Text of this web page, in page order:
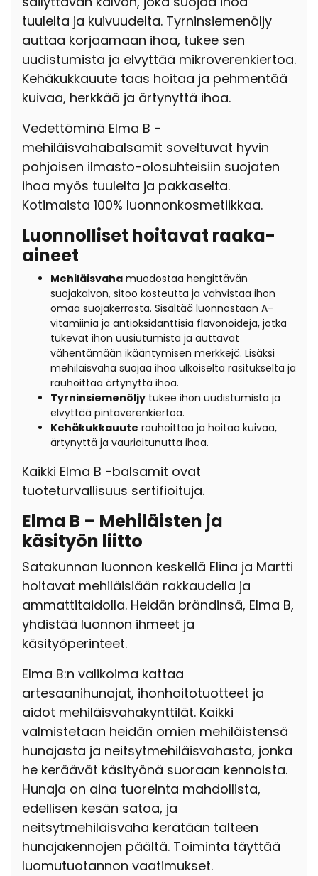
tuulelta ja kuivuudelta. Tyrninsiemenöljy
auttaa korjaamaan ihoa, tukee sen
uudistumista ja elvyttää mikroverenkiertoa.
Kehäkukkauute taas hoitaa ja pehmentää
kuivaa, herkkää ja ärtynyttä ihoa.
Vedettöminä Elma B -
mehiläisvahabalsamit soveltuvat hyvin
pohjoisen ilmasto-olosuhteisiin suojaten
ihoa myös tuulelta ja pakkaselta.
Kotimaista 100% luonnonkosmetiikkaa.
Luonnolliset hoitavat raaka-
aineet
Mehiläisvaha muodostaa hengittävän
suojakalvon, sitoo kosteutta ja vahvistaa ihon
omaa suojakerrosta. Sisältää luonnostaan A-
vitamiinia ja antioksidanttisia flavonoideja, jotka
tukevat ihon uusiutumista ja auttavat
vähentämään ikääntymisen merkkejä. Lisäksi
mehiläisvaha suojaa ihoa ulkoiselta rasitukselta ja
rauhoittaa ärtynyttä ihoa.
Tyrninsiemenöljy tukee ihon uudistumista ja
elvyttää pintaverenkiertoa.
Kehäkukkauute rauhoittaa ja hoitaa kuivaa,
ärtynyttä ja vaurioitunutta ihoa.
Kaikki Elma B -balsamit ovat
tuoteturvallisuus sertifioituja.
Elma B – Mehiläisten ja
käsityön liitto
Satakunnan luonnon keskellä Elina ja Martti
hoitavat mehiläisiään rakkaudella ja
ammattitaidolla. Heidän brändinsä, Elma B,
yhdistää luonnon ihmeet ja
käsityöperinteet.
Elma B:n valikoima kattaa
artesaanihunajat, ihonhoitotuotteet ja
aidot mehiläisvahakynttilät. Kaikki
valmistetaan heidän omien mehiläistensä
hunajasta ja neitsytmehiläisvahasta, jonka
he keräävät käsityönä suoraan kennoista.
Hunaja on aina tuoreinta mahdollista,
edellisen kesän satoa, ja
neitsytmehiläisvaha kerätään talteen
hunajakennojen päältä. Toiminta täyttää
luomutuotannon vaatimukset.